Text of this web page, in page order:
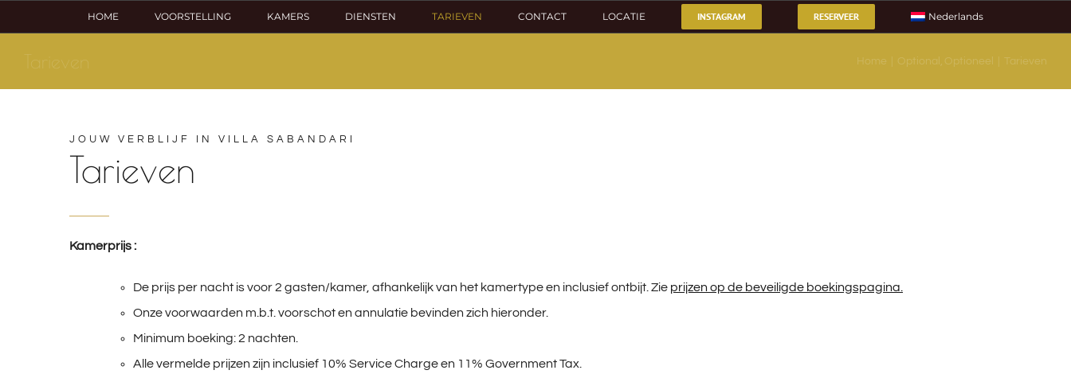
naar
inhoud
HOME VOORSTELLING KAMERS DIENSTEN TARIEVEN CONTACT LOCATIE INSTAGRAM RESERVEER Nederlands
Tarieven Home Optional Optioneel Tarieven
JOUW VERBLIJF IN VILLA SABANDARI
Tarieven
Kamerprijs :
De prijs per nacht is voor 2 gasten/kamer, afhankelijk van het kamertype en inclusief ontbijt. Zie prijzen op de beveiligde boekingspagina.
Onze voorwaarden m.b.t. voorschot en annulatie bevinden zich hieronder.
Minimum boeking: 2 nachten.
Alle vermelde prijzen zijn inclusief 10% Service Charge en 11% Government Tax.